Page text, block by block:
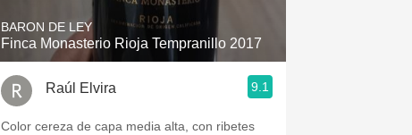
BARON DE LEY
Finca Monasterio Rioja Tempranillo 2017
Raúl Elvira 9.1
Color cereza de capa media alta, con ribetes